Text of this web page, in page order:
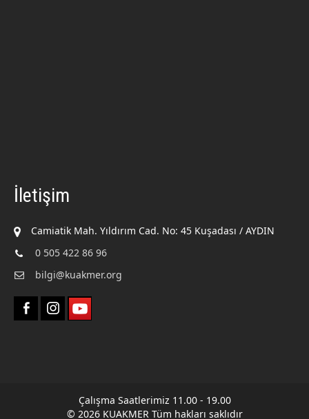
İletişim
Camiatik Mah. Yıldırım Cad. No: 45 Kuşadası / AYDIN
0 505 422 86 96
bilgi@kuakmer.org
Çalışma Saatlerimiz 11.00 - 19.00
© 2026 KUAKMER Tüm hakları saklıdır